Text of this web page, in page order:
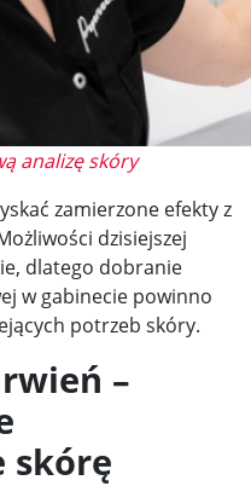
analizę skóry
zamierzone efekty z
dzisiejszej
dlatego dobranie
w gabinecie powinno
potrzeb skóry.
–
skórę